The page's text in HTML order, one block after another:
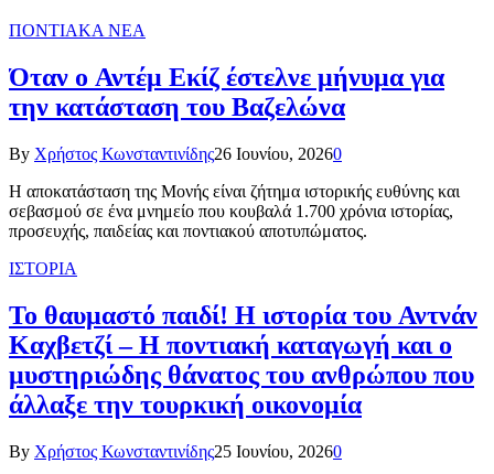
ΠΟΝΤΙΑΚΑ ΝΕΑ
Όταν ο Αντέμ Εκίζ έστελνε μήνυμα για
την κατάσταση του Βαζελώνα
By Χρήστος Κωνσταντινίδης26 Ιουνίου, 20260
Η αποκατάσταση της Μονής είναι ζήτημα ιστορικής ευθύνης και
σεβασμού σε ένα μνημείο που κουβαλά 1.700 χρόνια ιστορίας,
προσευχής, παιδείας και ποντιακού αποτυπώματος.
ΙΣΤΟΡΙΑ
Το θαυμαστό παιδί! Η ιστορία του Αντνάν
Καχβετζί – Η ποντιακή καταγωγή και ο
μυστηριώδης θάνατος του ανθρώπου που
άλλαξε την τουρκική οικονομία
By Χρήστος Κωνσταντινίδης25 Ιουνίου, 20260